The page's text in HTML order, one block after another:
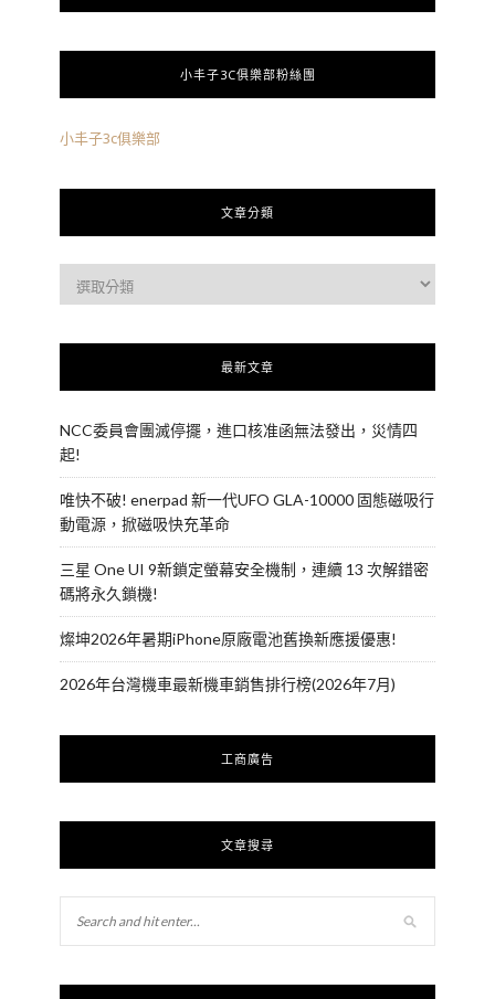
小丰子3C俱樂部粉絲團
小丰子3c俱樂部
文章分類
最新文章
NCC委員會團滅停擺，進口核准函無法發出，災情四
起!
唯快不破! enerpad 新一代UFO GLA-10000 固態磁吸行
動電源，掀磁吸快充革命
三星 One UI 9新鎖定螢幕安全機制，連續 13 次解錯密
碼將永久鎖機!
燦坤2026年暑期iPhone原廠電池舊換新應援優惠!
2026年台灣機車最新機車銷售排行榜(2026年7月)
工商廣告
文章搜尋